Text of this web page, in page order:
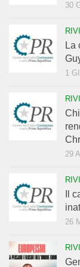
30
La
1
29
Il
26